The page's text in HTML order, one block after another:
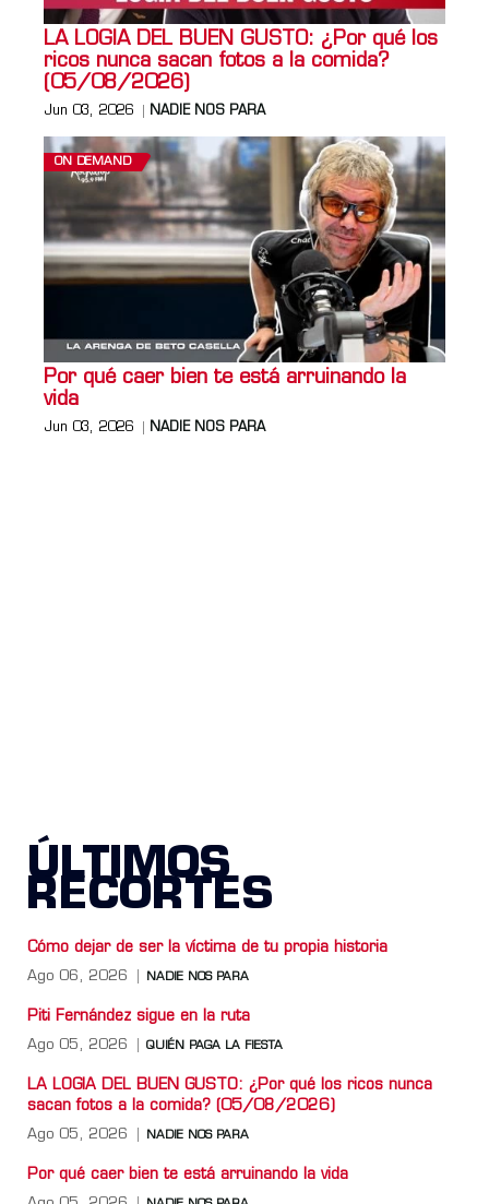
LA LOGIA DEL BUEN GUSTO: ¿Por qué los
ricos nunca sacan fotos a la comida?
(05/08/2026)
Jun 03, 2026 NADIE NOS PARA
ON DEMAND
Por qué caer bien te está arruinando la
vida
Jun 03, 2026 NADIE NOS PARA
ÚLTIMOS
RECORTES
Cómo dejar de ser la víctima de tu propia historia
Ago 06, 2026 NADIE NOS PARA
Piti Fernández sigue en la ruta
Ago 05, 2026 QUIÉN PAGA LA FIESTA
LA LOGIA DEL BUEN GUSTO: ¿Por qué los ricos nunca
sacan fotos a la comida? (05/08/2026)
Ago 05, 2026 NADIE NOS PARA
Por qué caer bien te está arruinando la vida